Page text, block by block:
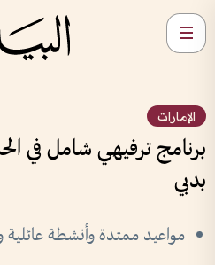
الإمارات
برنامج ترفيهي شامل في
بدبي
مواعيد ممتدة وأنشطة عائلية